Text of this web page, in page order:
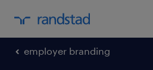
employer branding